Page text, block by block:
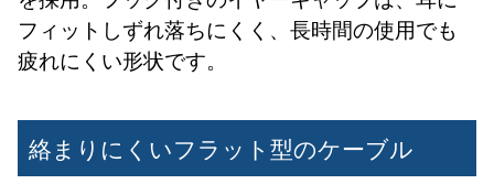
フィットしずれ落ちにくく、長時間の使用でも
疲れにくい形状です。
絡まりにくいフラット型のケーブル